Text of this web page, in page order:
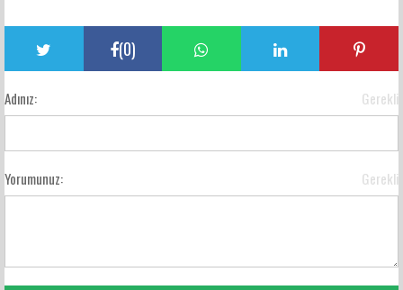
(0)
Adınız: Gerekli
Yorumunuz: Gerekli